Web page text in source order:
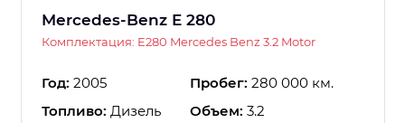
Mercedes-Benz E 280
Комплектация: E280 Mercedes Benz 3.2 Motor
Год: 2005 Пробег: 280 000 км.
Топливо: Дизель Объем: 3.2